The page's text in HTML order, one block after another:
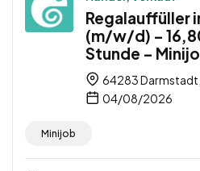
Regalauffüller
(m/w/d) –
Stunde –
64283
04/08/2026
Minijob